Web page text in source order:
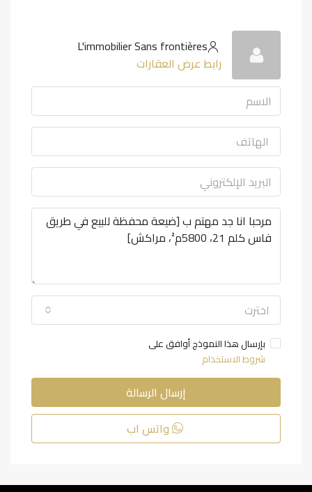
L'immobilier Sans frontières
رابط عرض العقارات
اخترت
بإرسال هذا النموذج أوافق على
شروط الاستخدام
إرسال الرسالة
واتس اب